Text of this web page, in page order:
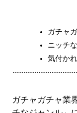
ガチャ
ニッチ
気付か
ガチャガチャ業